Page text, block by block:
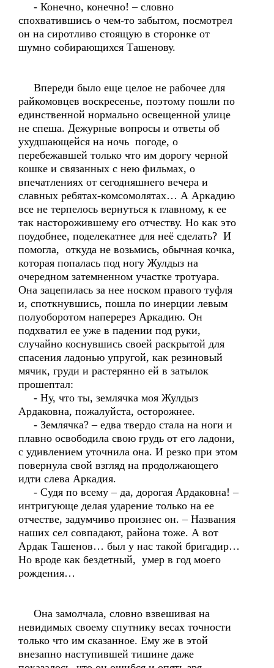
- Конечно, конечно! – словно
спохватившись о чем-то забытом, посмотрел
он на сиротливо стоящую в сторонке от
шумно собирающихся Ташенову.
Впереди было еще целое не рабочее для
райкомовцев воскресенье, поэтому пошли по
единственной нормально освещенной улице
не спеша. Дежурные вопросы и ответы об
ухудшающейся на ночь погоде, о
перебежавшей только что им дорогу черной
кошке и связанных с нею фильмах, о
впечатлениях от сегодняшнего вечера и
славных ребятах-комсомолятах… А Аркадию
все не терпелось вернуться к главному, к ее
так насторожившему его отчеству. Но как это
поудобнее, поделекатнее для неё сделать? И
помогла, откуда не возьмись, обычная кочка,
которая попалась под ногу Жулдыз на
очередном затемненном участке тротуара.
Она зацепилась за нее носком правого туфля
и, споткнувшись, пошла по инерции левым
полуоборотом наперерез Аркадию. Он
подхватил ее уже в падении под руки,
случайно коснувшись своей раскрытой для
спасения ладонью упругой, как резиновый
мячик, груди и растерянно ей в затылок
прошептал:
- Ну, что ты, землячка моя Жулдыз
Ардаковна, пожалуйста, осторожнее.
- Землячка? – едва твердо стала на ноги и
плавно освободила свою грудь от его ладони,
с удивлением уточнила она. И резко при этом
повернула свой взгляд на продолжающего
идти слева Аркадия.
- Судя по всему – да, дорогая Ардаковна! –
интригующе делая ударение только на ее
отчестве, задумчиво произнес он. – Названия
наших сел совпадают, района тоже. А вот
Ардак Ташенов… был у нас такой бригадир…
Но вроде как бездетный, умер в год моего
рождения…
Она замолчала, словно взвешивая на
невидимых своему спутнику весах точности
только что им сказанное. Ему же в этой
внезапно наступившей тишине даже